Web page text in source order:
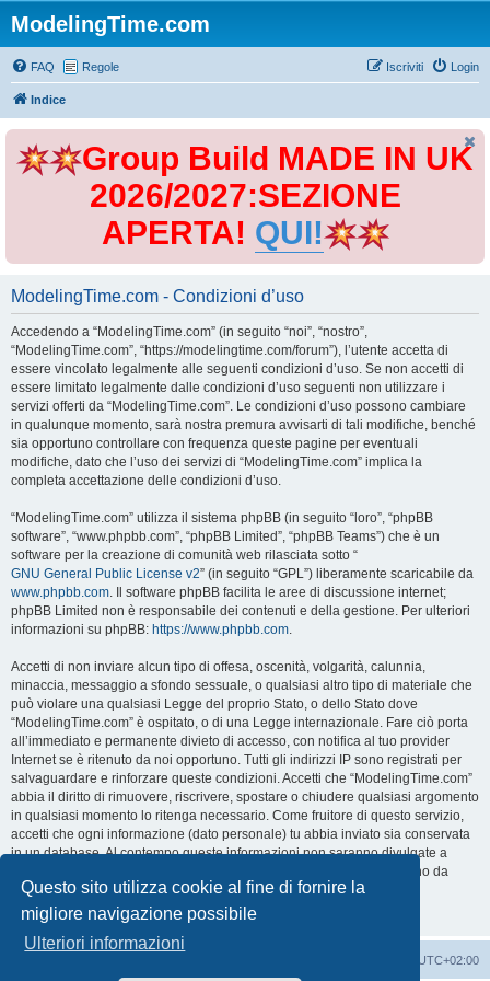
Questo sito utilizza cookie al fine di fornire la
migliore navigazione possibile
Ulteriori informazioni
ModelingTime.com
FAQ Regole Login
Iscriviti
Indice
Group Build MADE IN UK
2026/2027:SEZIONE
APERTA! QUI!
ModelingTime.com - Condizioni d’uso
Accedendo a “ModelingTime.com” (in seguito “noi”, “nostro”,
“ModelingTime.com”, “https://modelingtime.com/forum”), l’utente accetta di
essere vincolato legalmente alle seguenti condizioni d’uso. Se non accetti di
essere limitato legalmente dalle condizioni d’uso seguenti non utilizzare i
servizi offerti da “ModelingTime.com”. Le condizioni d’uso possono cambiare
in qualunque momento, sarà nostra premura avvisarti di tali modifiche, benché
sia opportuno controllare con frequenza queste pagine per eventuali
modifiche, dato che l’uso dei servizi di “ModelingTime.com” implica la
completa accettazione delle condizioni d’uso.
“ModelingTime.com” utilizza il sistema phpBB (in seguito “loro”, “phpBB
software”, “www.phpbb.com”, “phpBB Limited”, “phpBB Teams”) che è un
software per la creazione di comunità web rilasciata sotto “
GNU General Public License v2” (in seguito “GPL”) liberamente scaricabile da
www.phpbb.com. Il software phpBB facilita le aree di discussione internet;
phpBB Limited non è responsabile dei contenuti e della gestione. Per ulteriori
informazioni su phpBB: https://www.phpbb.com.
Accetti di non inviare alcun tipo di offesa, oscenità, volgarità, calunnia,
minaccia, messaggio a sfondo sessuale, o qualsiasi altro tipo di materiale che
può violare una qualsiasi Legge del proprio Stato, o dello Stato dove
“ModelingTime.com” è ospitato, o di una Legge internazionale. Fare ciò porta
all’immediato e permanente divieto di accesso, con notifica al tuo provider
Internet se è ritenuto da noi opportuno. Tutti gli indirizzi IP sono registrati per
salvaguardare e rinforzare queste condizioni. Accetti che “ModelingTime.com”
abbia il diritto di rimuovere, riscrivere, spostare o chiudere qualsiasi argomento
in qualsiasi momento lo ritenga necessario. Come fruitore di questo servizio,
accetti che ogni informazione (dato personale) tu abbia inviato sia conservata
in un database. Al contempo queste informazioni non saranno divulgate a
nessuno senza il tuo consenso, né “ModelingTime.com” o phpBB sono da
ritenersi responsabili per qualsiasi violazione al sistema che possa
compromettere queste informazioni.
UTC+02:00